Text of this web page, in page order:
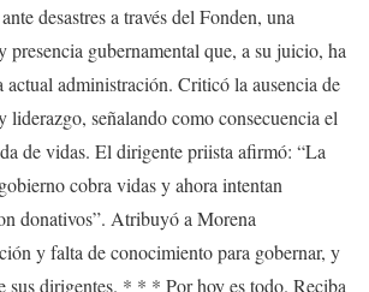
desastres a través del Fonden, una
presencia gubernamental que, a su juicio, ha
actual administración. Criticó la ausencia de
liderazgo, señalando como consecuencia el
de vidas. El dirigente priista afirmó: “La
cobra vidas y ahora intentan
donativos”. Atribuyó a Morena
y falta de conocimiento para gobernar, y
sus dirigentes. * * * Por hoy es todo. Reciba